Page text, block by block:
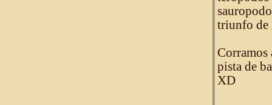
triunfo de
Corramos
pista de
XD